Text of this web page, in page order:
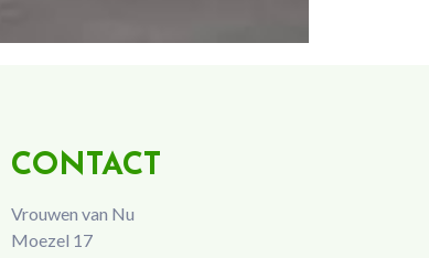
CONTACT
Vrouwen van Nu
Moezel 17